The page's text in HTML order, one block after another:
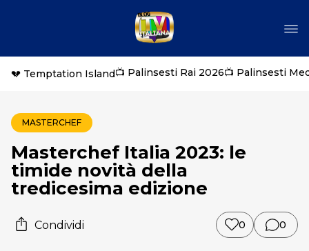
💔 Temptation Island📺 Palinsesti Rai 2026📺 Palinsesti
MASTERCHEF
Masterchef Italia 2023: le
timide novità della
tredicesima edizione
Condividi 0 0